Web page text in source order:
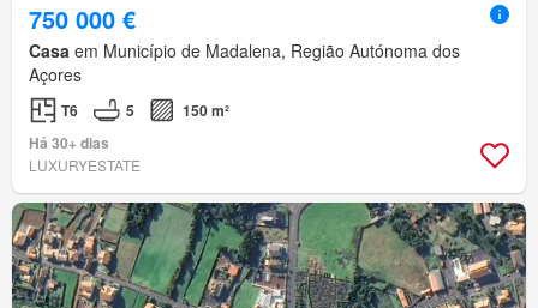
750 000 €
Casa em Município de Madalena, Região Autónoma dos
Açores
T6 5
150 m²
Há 30+ dias
LUXURYESTATE